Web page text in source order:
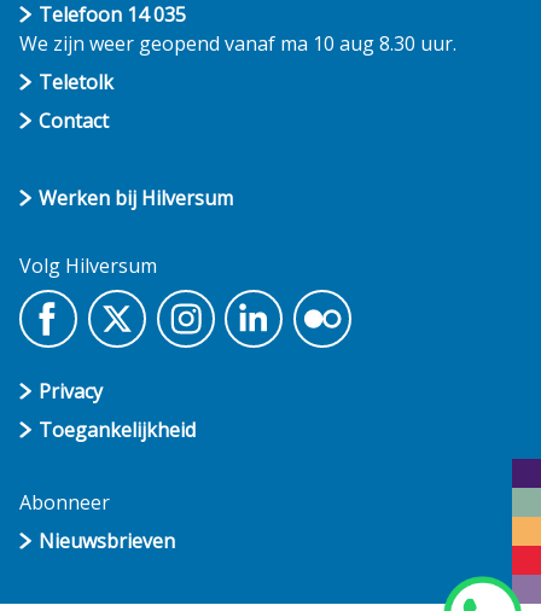
Telefoon 14 035
We zijn weer geopend vanaf ma 10 aug 8.30 uur.
Teletolk
Contact
Werken bij Hilversum
Volg Hilversum
Privacy
Toegankelijkheid
Abonneer
Nieuwsbrieven